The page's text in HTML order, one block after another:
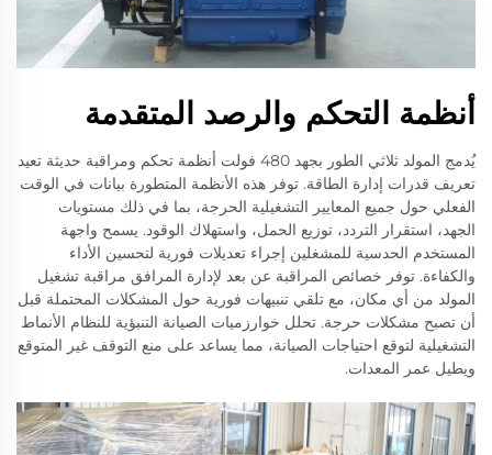
أنظمة التحكم والرصد المتقدمة
يُدمج المولد ثلاثي الطور بجهد 480 فولت أنظمة تحكم ومراقبة حديثة تعيد
تعريف قدرات إدارة الطاقة. توفر هذه الأنظمة المتطورة بيانات في الوقت
الفعلي حول جميع المعايير التشغيلية الحرجة، بما في ذلك مستويات
الجهد، استقرار التردد، توزيع الحمل، واستهلاك الوقود. يسمح واجهة
المستخدم الحدسية للمشغلين إجراء تعديلات فورية لتحسين الأداء
والكفاءة. توفر خصائص المراقبة عن بعد لإدارة المرافق مراقبة تشغيل
المولد من أي مكان، مع تلقي تنبيهات فورية حول المشكلات المحتملة قبل
أن تصبح مشكلات حرجة. تحلل خوارزميات الصيانة التنبؤية للنظام الأنماط
التشغيلية لتوقع احتياجات الصيانة، مما يساعد على منع التوقف غير المتوقع
ويطيل عمر المعدات.